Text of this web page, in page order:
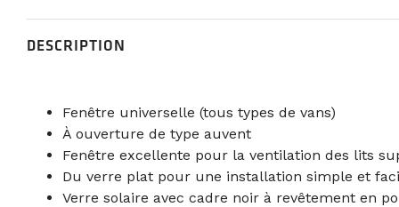
DESCRIPTION
Fenêtre universelle (tous types de vans)
À ouverture de type auvent
Fenêtre excellente pour la ventilation des lits
Du verre plat pour une installation simple et
Verre solaire avec cadre noir à revêtement en